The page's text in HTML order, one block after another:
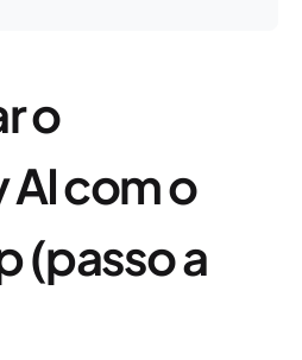
o
com o
(passo a